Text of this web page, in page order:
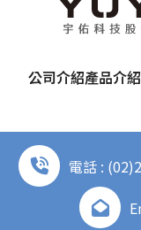
公司介紹產品介紹
電話 :